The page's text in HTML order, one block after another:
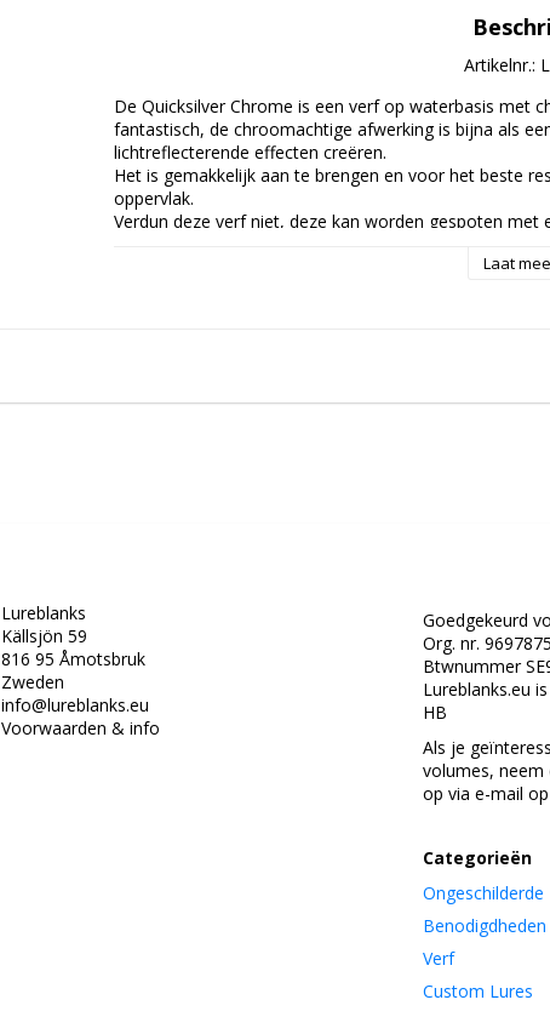
Artikelnr.:
De Quicksilver Chrome is een verf op waterbasis met
fantastisch, de chroomachtige afwerking is bijna als
lichtreflecterende effecten creëren.
Het is gemakkelijk aan te brengen en voor het beste
oppervlak.
Verdun deze verf niet, deze kan worden gespoten met
Laat
Lureblanks
Källsjön 59
816 95 Åmotsbruk
Zweden
info@lureblanks.eu
Voorwaarden & info
Goedgekeurd
Org. nr.
Btwnummer
Lureblanks.eu
HB
Als je
volumes,
op via e-mail op
Categorieën
Ongeschilderde
Verf
Custom Lures